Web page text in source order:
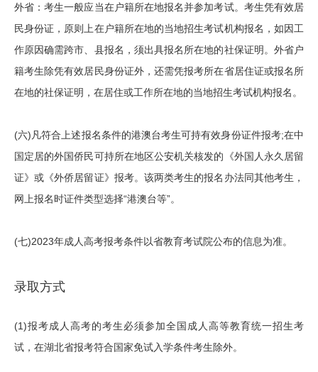
外省：考生一般应当在户籍所在地报名并参加考试。考生凭有效居
民身份证，原则上在户籍所在地的当地招生考试机构报名，如因工
作原因确需跨市、县报名，须出具报名所在地的社保证明。外省户
籍考生除凭有效居民身份证外，还需凭报考所在省居住证或报名所
在地的社保证明，在居住或工作所在地的当地招生考试机构报名。
(六)凡符合上述报名条件的港澳台考生可持有效身份证件报考;在中
国定居的外国侨民可持所在地区公安机关核发的《外国人永久居留
证》或《外侨居留证》报考。该两类考生的报名办法同其他考生，
网上报名时证件类型选择“港澳台等”。
(七)2023年成人高考报考条件以省教育考试院公布的信息为准。
录取方式
(1)报考成人高考的考生必须参加全国成人高等教育统一招生考
试，在湖北省报考符合国家免试入学条件考生除外。